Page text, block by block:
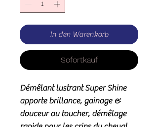
In den Warenkorb
Sofortkauf
Démêlant lustrant Super Shine
apporte brillance, gainage &
douceur au toucher, démêlage